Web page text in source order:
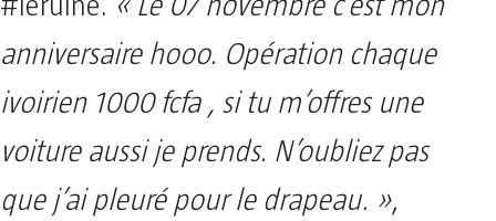
#leruiné. « Le 07 novembre c’est mon
anniversaire hooo. Opération chaque
ivoirien 1000 fcfa , si tu m’offres une
voiture aussi je prends. N’oubliez pas
que j’ai pleuré pour le drapeau. »,